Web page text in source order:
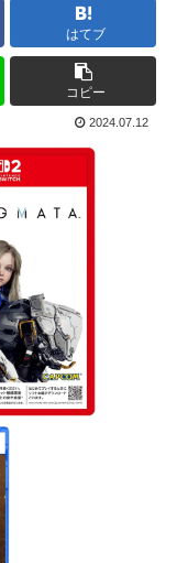
はてブ
コピー
2024.07.12